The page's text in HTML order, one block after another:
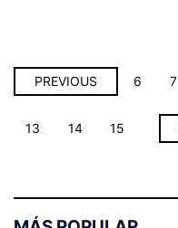
PREVIOUS 6 7
13 14 15